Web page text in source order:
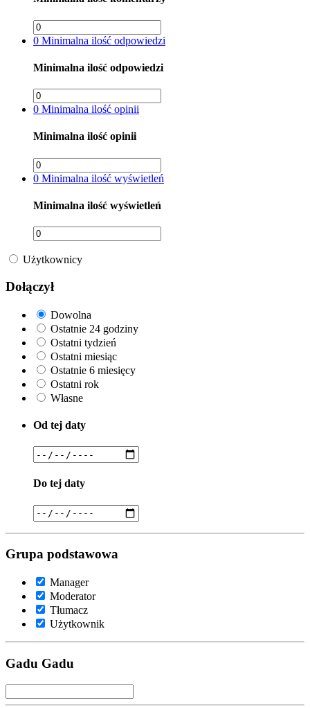
0 Minimalna ilość odpowiedzi
Minimalna ilość odpowiedzi
0 Minimalna ilość opinii
Minimalna ilość opinii
0 Minimalna ilość wyświetleń
Minimalna ilość wyświetleń
Użytkownicy
Dołączył
Dowolna
Ostatnie 24 godziny
Ostatni tydzień
Ostatni miesiąc
Ostatnie 6 miesięcy
Ostatni rok
Własne
Od tej daty
Do tej daty
Grupa podstawowa
Manager
Moderator
Tłumacz
Użytkownik
Gadu Gadu